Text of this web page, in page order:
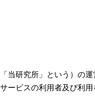
当研究所」という）の運
ービスの利用者及び利